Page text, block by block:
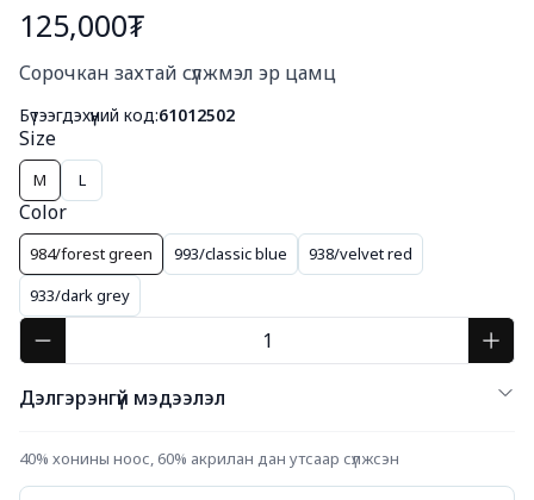
125,000₮
Сорочкан захтай сүлжмэл эр цамц
Бүтээгдэхүүний код:61012502
Size
M L
Color
984/forest green 993/classic blue
938/velvet red
933/dark grey
Дэлгэрэнгүй мэдээлэл
40% хонины ноос, 60% акрилан дан утсаар сүлжсэн